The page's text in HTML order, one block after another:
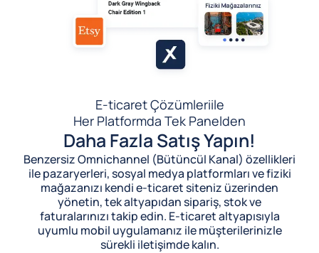
E-ticaret Çözümleriile
Her Platformda Tek Panelden
Daha Fazla Satış Yapın!
Benzersiz Omnichannel (Bütüncül Kanal) özellikleri
ile pazaryerleri, sosyal medya platformları ve fiziki
mağazanızı kendi e-ticaret siteniz üzerinden
yönetin, tek altyapıdan sipariş, stok ve
faturalarınızı takip edin. E-ticaret altyapısıyla
uyumlu mobil uygulamanız ile müşterilerinizle
sürekli iletişimde kalın.